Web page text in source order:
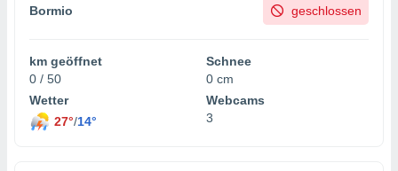
Bormio geschlossen
km geöffnet
0 / 50
Schnee
0 cm
Wetter
27°/14°
Webcams
3